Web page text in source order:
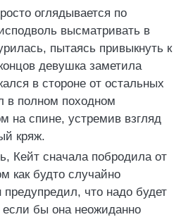
оглядывается по
высматривать в
пытаясь привыкнуть к
девушка заметила
в стороне от остальных
в полном походном
на спине, устремив взгляд
кряж.
Кейт сначала побродила от
как будто случайно
предупредил, что надо будет
если бы она неожиданно